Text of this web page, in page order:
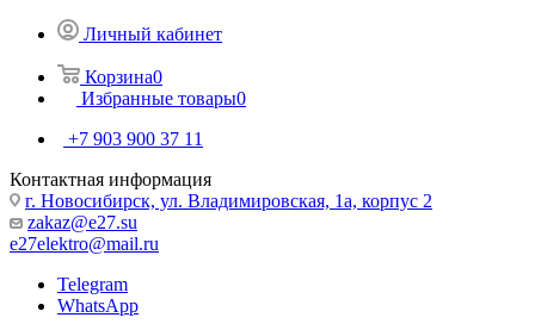
Личный кабинет
Корзина0
Избранные товары0
+7 903 900 37 11
Контактная информация
г. Новосибирск, ул. Владимировская, 1а, корпус 2
zakaz@e27.su
e27elektro@mail.ru
Telegram
WhatsApp